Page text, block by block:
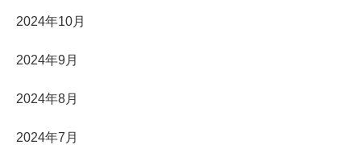
2024年10月
2024年9月
2024年8月
2024年7月